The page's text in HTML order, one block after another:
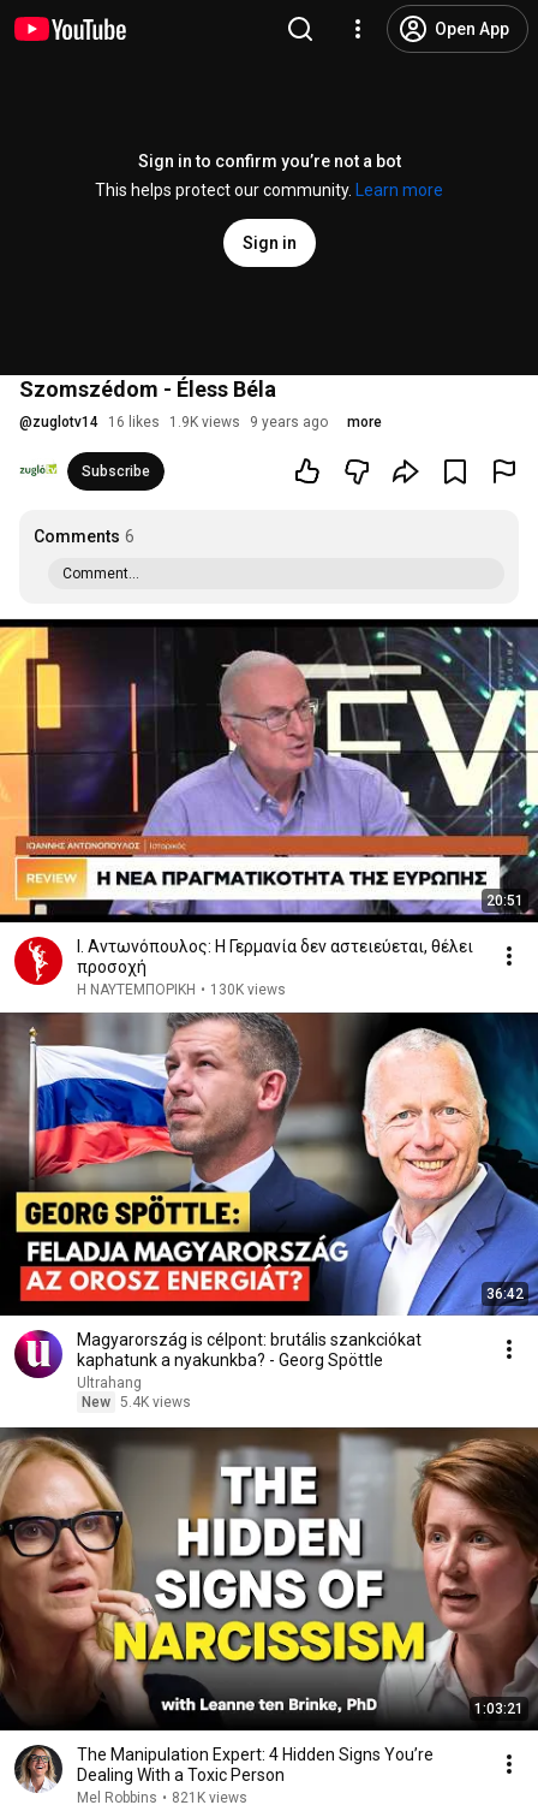
Open App
Sign in to confirm you’re not a bot
This helps protect our community.
Learn more
Sign in
Szomszédom - Éless Béla
@zuglotv14 16 likes 1.9K views 9 years ago more
Subscribe
Comments 6
Comment...
20:51
Ι. Αντωνόπουλος: Η Γερμανία δεν αστειεύεται, θέλει
προσοχή
Η ΝΑΥΤΕΜΠΟΡΙΚΗ • 130K views
36:42
Magyarország is célpont: brutális szankciókat
kaphatunk a nyakunkba? - Georg Spöttle
Ultrahang
New 5.4K views
1:03:21
The Manipulation Expert: 4 Hidden Signs You’re
Dealing With a Toxic Person
Mel Robbins • 821K views